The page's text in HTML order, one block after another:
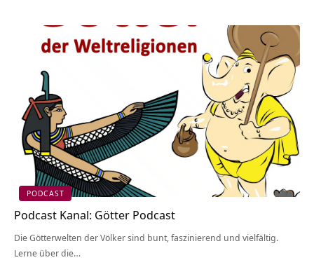
PODCAST
Podcast Kanal: Götter Podcast
Die Götterwelten der Völker sind bunt, faszinierend und vielfältig.
Lerne über die…